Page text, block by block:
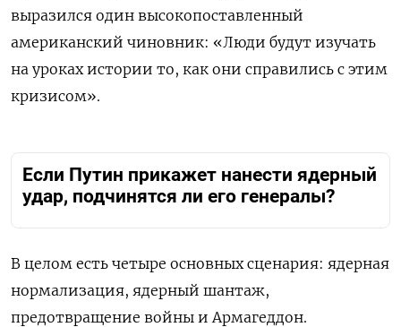
выразился один высокопоставленный
американский чиновник: «Люди будут изучать
на уроках истории то, как они справились с этим
кризисом».
Если Путин прикажет нанести ядерный
удар, подчинятся ли его генералы?
В целом есть четыре основных сценария: ядерная
нормализация, ядерный шантаж,
предотвращение войны и Армагеддон.